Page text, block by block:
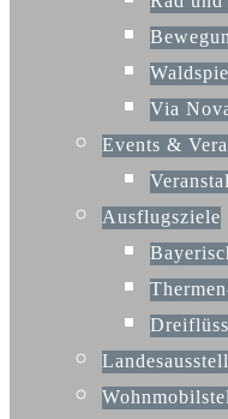
Via
Events &
Ausflugsziele